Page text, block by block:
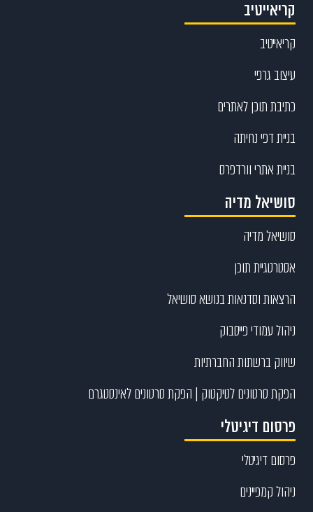
קריאייטיב
קריאייטיב
עיצוב גרפי
כתיבת תוכן לאתרים
בניית דפי נחיתה
בניית אתרי וורדפרס
סושיאל מדיה
סושיאל מדיה
אסטרטגיית תוכן
הרצאות וסדנאות בנושא סושיאל
ניהול עמודי פייסבוק
שיווק ברשתות החברתיות
הפקת סרטונים לטיקטוק | הפקת סרטונים לאינסטגרם
פרסום דיגיטלי
פרסום דיגיטלי
ניהול קמפיינים